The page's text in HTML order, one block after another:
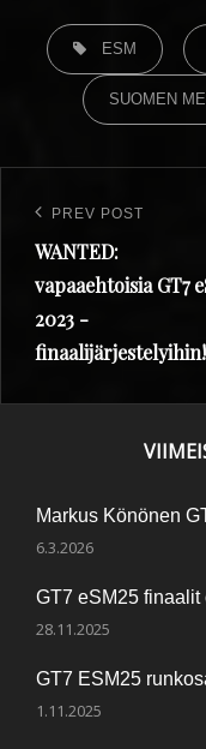
ESM
SUOMEN
PREV POST
WANTED:
vapaaehtoisia GT7
2023 -
finaalijärjestelyihin!
Markus Könönen
6.3.2026
GT7 eSM25 finaalit
28.11.2025
GT7 ESM25
1.11.2025